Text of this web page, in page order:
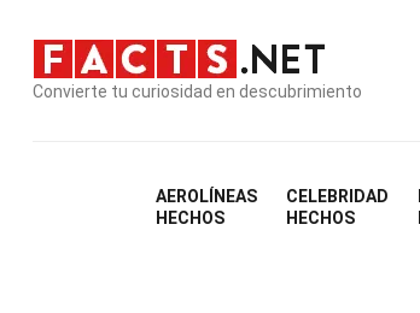
Convierte tu curiosidad en descubrimiento
AEROLÍNEAS
HECHOS
CELEBRIDAD
HECHOS